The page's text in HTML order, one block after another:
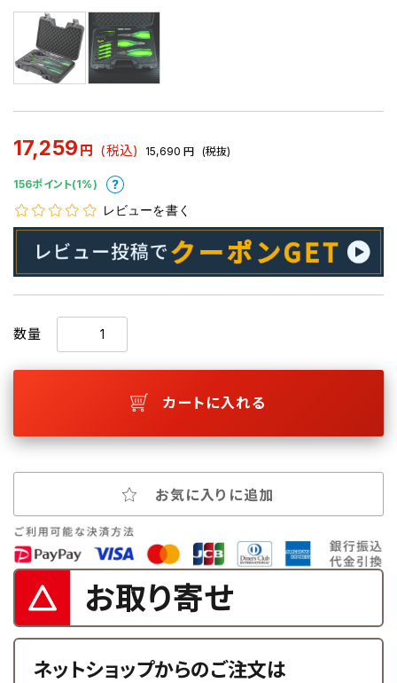
17,259 円 (税込) 15,690 円 (税抜)
156ポイント(1%)
レビューを書く
数量
カートに入れる
お気に入りに追加
お取り寄せ
ネットショップからのご注文は